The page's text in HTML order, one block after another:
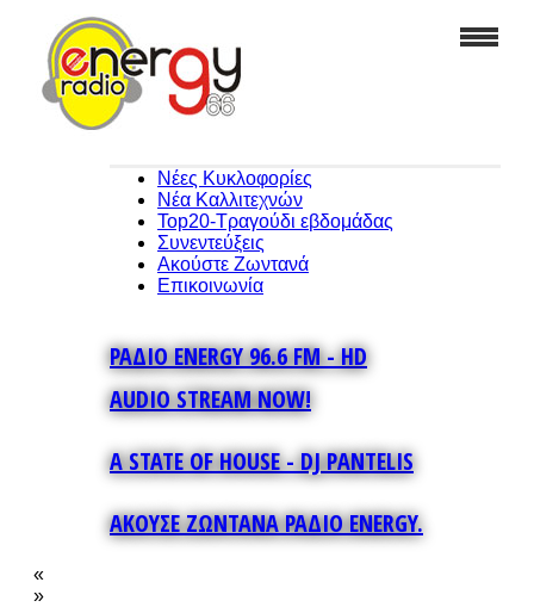
Νέες Κυκλοφορίες
Νέα Καλλιτεχνών
Top20-Τραγούδι εβδομάδας
Συνεντεύξεις
Ακούστε Ζωντανά
Επικοινωνία
ΡΑΔΙΟ ENERGY 96.6 FM - HD
AUDIO STREAM NOW!
A STATE OF HOUSE - DJ PANTELIS
ΑΚΟΥΣΕ ΖΩΝΤΑΝΑ ΡΑΔΙΟ ENERGY.
«
»